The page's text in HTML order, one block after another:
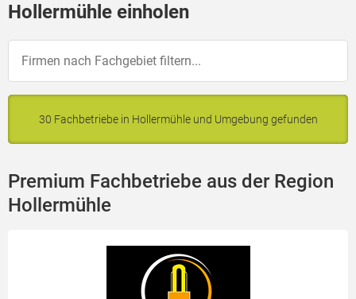
Hollermühle einholen
30 Fachbetriebe in Hollermühle und Umgebung gefunden
Premium Fachbetriebe aus der Region
Hollermühle